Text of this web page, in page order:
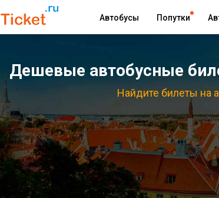
Автобусы Попутки
Дешевые автобусные
Найдите билеты на